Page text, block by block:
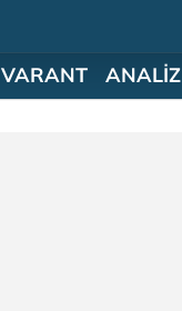
VARANT ANALİZ